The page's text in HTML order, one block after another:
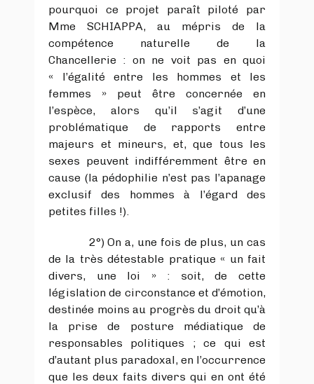
pourquoi ce projet paraît piloté par
Mme SCHIAPPA, au mépris de la
compétence naturelle de la
Chancellerie : on ne voit pas en quoi
« l’égalité entre les hommes et les
femmes » peut être concernée en
l’espèce, alors qu’il s’agit d’une
problématique de rapports entre
majeurs et mineurs, et, que tous les
sexes peuvent indifféremment être en
cause (la pédophilie n’est pas l’apanage
exclusif des hommes à l’égard des
petites filles !).
2°) On a, une fois de plus, un cas
de la très détestable pratique « un fait
divers, une loi » : soit, de cette
législation de circonstance et d’émotion,
destinée moins au progrès du droit qu’à
la prise de posture médiatique de
responsables politiques ; ce qui est
d’autant plus paradoxal, en l’occurrence
que les deux faits divers qui en ont été